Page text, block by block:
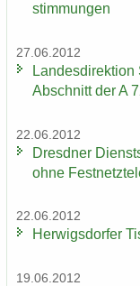
stim­mun­gen
27.06.2012
Lan­des­di­rek­ti­on
Ab­schnitt der A
22.06.2012
Dresd­ner
ohne
22.06.2012
Her­wigs­dor­fer
19.06.2012